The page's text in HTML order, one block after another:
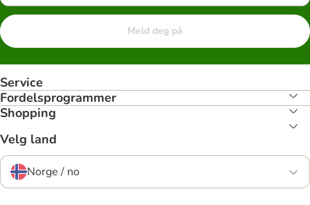
Meld deg på
Service
Fordelsprogrammer
Shopping
Velg land
Norge / no